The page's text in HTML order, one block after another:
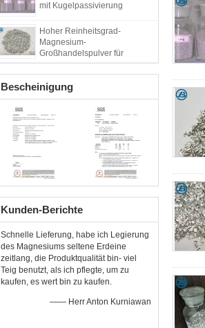
mit Kugelpassivierung
Hoher Reinheitsgrad-
Magnesium-
Großhandelspulver für
Casting-und Gießerei-
Industrie
Bescheinigung
Kunden-Berichte
Schnelle Lieferung, habe ich Legierung
des Magnesiums seltene Erdeine
zeitlang, die Produktqualität bin- viel
Teig benutzt, als ich pflegte, um zu
kaufen, es wert bin zu kaufen.
—— Herr Anton Kurniawan